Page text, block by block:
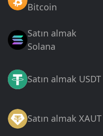
Bitcoin
Satın almak
Solana
Satın almak USDT
Satın almak XAUT